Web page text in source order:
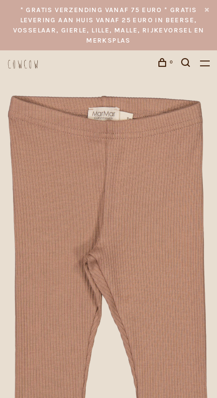
* GRATIS VERZENDING VANAF 75 EURO * GRATIS
LEVERING AAN HUIS VANAF 25 EURO IN BEERSE,
VOSSELAAR, GIERLE, LILLE, MALLE, RIJKEVORSEL EN
MERKSPLAS
0